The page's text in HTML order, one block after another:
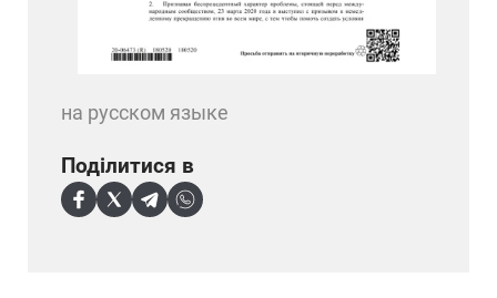
на русском языке
Поділитися в